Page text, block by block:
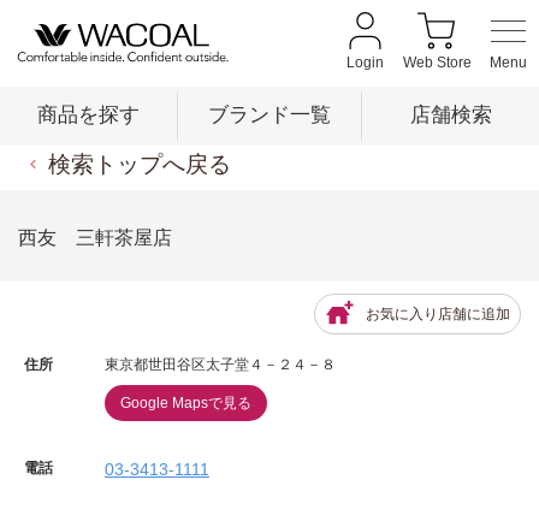
Login Web Store
商品を探す ブランド一覧 店舗検索
店舗検索
新着情報
検索トップへ戻る
西友 三軒茶屋店
お気に入り店舗に追加
住所 東京都世田谷区太子堂４－２４－８
Google Mapsで見る
電話 03-3413-1111